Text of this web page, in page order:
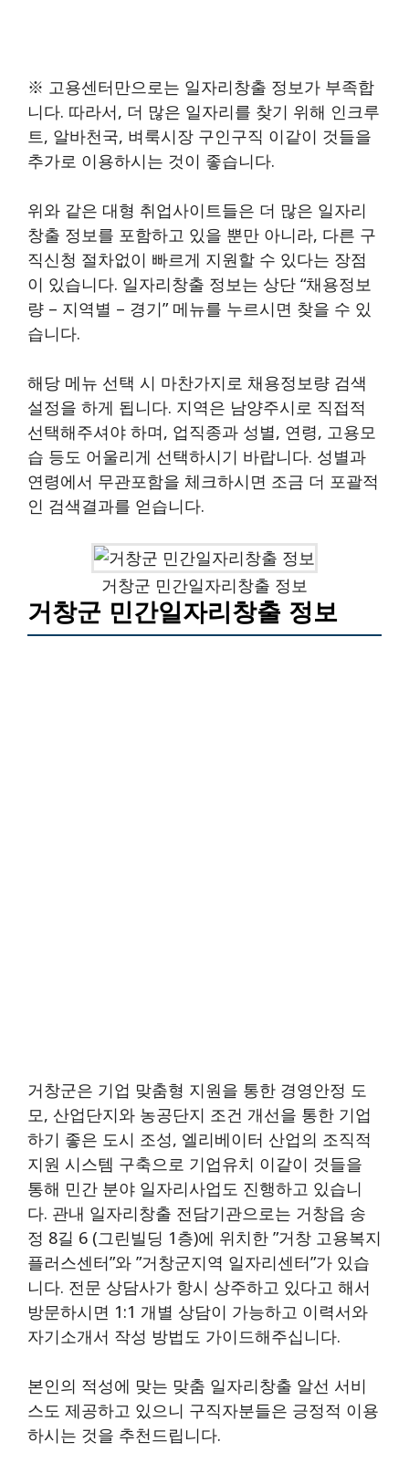
※ 고용센터만으로는 일자리창출 정보가 부족합
니다. 따라서, 더 많은 일자리를 찾기 위해 인크루
트, 알바천국, 벼룩시장 구인구직 이같이 것들을
추가로 이용하시는 것이 좋습니다.
위와 같은 대형 취업사이트들은 더 많은 일자리
창출 정보를 포함하고 있을 뿐만 아니라, 다른 구
직신청 절차없이 빠르게 지원할 수 있다는 장점
이 있습니다. 일자리창출 정보는 상단 “채용정보
량 – 지역별 – 경기” 메뉴를 누르시면 찾을 수 있
습니다.
해당 메뉴 선택 시 마찬가지로 채용정보량 검색
설정을 하게 됩니다. 지역은 남양주시로 직접적
선택해주셔야 하며, 업직종과 성별, 연령, 고용모
습 등도 어울리게 선택하시기 바랍니다. 성별과
연령에서 무관포함을 체크하시면 조금 더 포괄적
인 검색결과를 얻습니다.
거창군 민간일자리창출 정보
거창군 민간일자리창출 정보
거창군은 기업 맞춤형 지원을 통한 경영안정 도
모, 산업단지와 농공단지 조건 개선을 통한 기업
하기 좋은 도시 조성, 엘리베이터 산업의 조직적
지원 시스템 구축으로 기업유치 이같이 것들을
통해 민간 분야 일자리사업도 진행하고 있습니
다. 관내 일자리창출 전담기관으로는 거창읍 송
정 8길 6 (그린빌딩 1층)에 위치한 ”거창 고용복지
플러스센터”와 ”거창군지역 일자리센터”가 있습
니다. 전문 상담사가 항시 상주하고 있다고 해서
방문하시면 1:1 개별 상담이 가능하고 이력서와
자기소개서 작성 방법도 가이드해주십니다.
본인의 적성에 맞는 맞춤 일자리창출 알선 서비
스도 제공하고 있으니 구직자분들은 긍정적 이용
하시는 것을 추천드립니다.